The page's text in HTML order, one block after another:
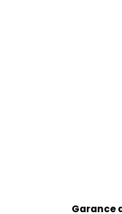
Garance